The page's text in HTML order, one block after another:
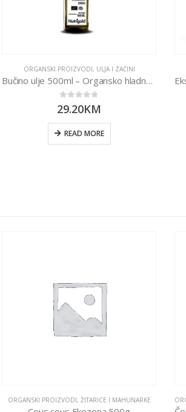
ORGANSKI PROIZVODI, ULJA I ZAČINI
Bučino ulje 500ml – Organsko hladno prešano
0 out of 5
29.20KM
READ MORE
ORGANSKI PROIZVODI, ŽITARICE I MAHUNARKE